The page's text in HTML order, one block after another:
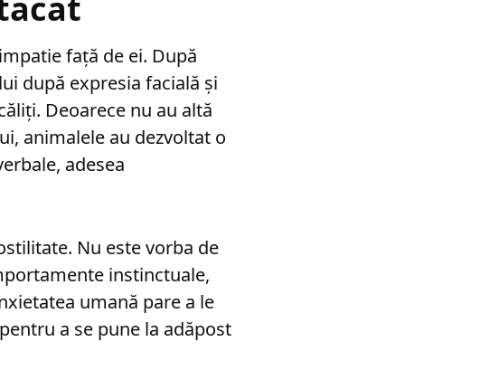
față de ei. După
după expresia facială și
Deoarece nu au altă
animalele au dezvoltat o
adesea
Nu este vorba de
instinctuale,
umană pare a le
a se pune la adăpost